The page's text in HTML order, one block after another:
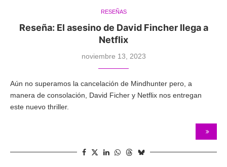
RESEÑAS
Reseña: El asesino de David Fincher llega a
Netflix
noviembre 13, 2023
Aún no superamos la cancelación de Mindhunter pero, a
manera de consolación, David Ficher y Netflix nos entregan
este nuevo thriller.